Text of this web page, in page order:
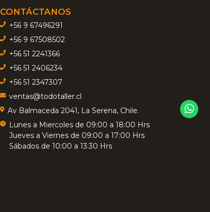
CONTÁCTANOS
+56 9 67496291
+56 9 67508502
+56 51 2241366
+56 51 2406234
+56 51 2347307
ventas@todotaller.cl
Av Balmaceda 2041, La Serena, Chile.
Lunes a Miercoles de 09:00 a 18:00 Hrs
Jueves a Viernes de 09:00 a 17:00 Hrs
Sábados de 10:00 a 13:30 Hrs